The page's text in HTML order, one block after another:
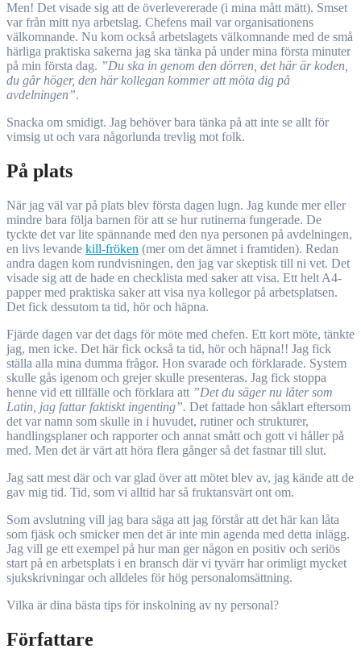
Men! Det visade sig att de överlevererade (i mina mått mätt). Smset
var från mitt nya arbetslag. Chefens mail var organisationens
välkomnande. Nu kom också arbetslagets välkomnande med de små
härliga praktiska sakerna jag ska tänka på under mina första minuter
på min första dag. ”Du ska in genom den dörren, det här är koden,
du går höger, den här kollegan kommer att möta dig på
avdelningen”.
Snacka om smidigt. Jag behöver bara tänka på att inte se allt för
vimsig ut och vara någorlunda trevlig mot folk.
På plats
När jag väl var på plats blev första dagen lugn. Jag kunde mer eller
mindre bara följa barnen för att se hur rutinerna fungerade. De
tyckte det var lite spännande med den nya personen på avdelningen,
en livs levande kill-fröken (mer om det ämnet i framtiden). Redan
andra dagen kom rundvisningen, den jag var skeptisk till ni vet. Det
visade sig att de hade en checklista med saker att visa. Ett helt A4-
papper med praktiska saker att visa nya kollegor på arbetsplatsen.
Det fick dessutom ta tid, hör och häpna.
Fjärde dagen var det dags för möte med chefen. Ett kort möte, tänkte
jag, men icke. Det här fick också ta tid, hör och häpna!! Jag fick
ställa alla mina dumma frågor. Hon svarade och förklarade. System
skulle gås igenom och grejer skulle presenteras. Jag fick stoppa
henne vid ett tillfälle och förklara att ”Det du säger nu låter som
Latin, jag fattar faktiskt ingenting”. Det fattade hon såklart eftersom
det var namn som skulle in i huvudet, rutiner och strukturer,
handlingsplaner och rapporter och annat smått och gott vi håller på
med. Men det är värt att höra flera gånger så det fastnar till slut.
Jag satt mest där och var glad över att mötet blev av, jag kände att de
gav mig tid. Tid, som vi alltid har så fruktansvärt ont om.
Som avslutning vill jag bara säga att jag förstår att det här kan låta
som fjäsk och smicker men det är inte min agenda med detta inlägg.
Jag vill ge ett exempel på hur man ger någon en positiv och seriös
start på en arbetsplats i en bransch där vi tyvärr har orimligt mycket
sjukskrivningar och alldeles för hög personalomsättning.
Vilka är dina bästa tips för inskolning av ny personal?
Författare